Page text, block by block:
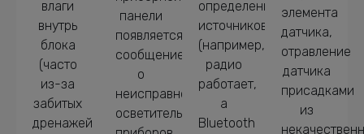
влаги
внутрь
блока
(часто
из-за
забитых
дренажей
панели
появляется
сообщение
о
неисправности
осветительных
определенных
источников
(например,
радио
работает,
а
Bluetooth
элемента
датчика,
отравление
датчика
присадками
из